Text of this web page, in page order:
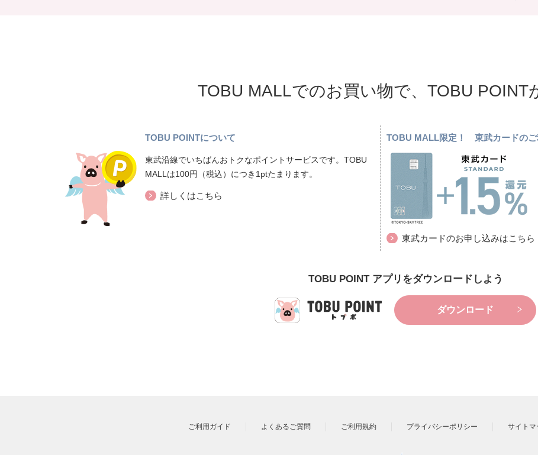
TOBU MALLでのお買い物で、TOBU POINT
TOBU POINTについて
東武沿線でいちばんおトクなポイントサービスです。TOBU
MALLは100円（税込）につき1ptたまります。
詳しくはこちら
TOBU MALL限定！ 東武カードのご
東武カードのお申し込みはこちら
TOBU POINT アプリをダウンロードしよう
ダウンロード
ご利用ガイド よくあるご質問 ご利用規約 プライバシーポリシー サイトマ